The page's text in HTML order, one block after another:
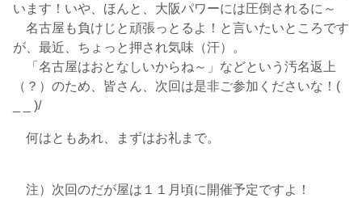
います！いや、ほんと、大阪パワーには圧倒されるに～
名古屋も負けじと頑張っとるよ！と言いたいところです
が、最近、ちょっと押され気味（汗）。
「名古屋はおとなしいからね～」などという汚名返上
（？）のため、皆さん、次回は是非ご参加くださいな！(
_ _ )/
何はともあれ、まずはお礼まで。
注）次回のだが屋は１１月頃に開催予定ですよ！